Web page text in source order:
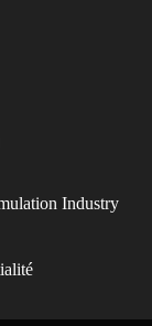
Industry